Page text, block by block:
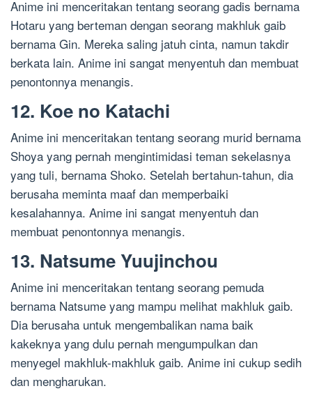
Anime ini menceritakan tentang seorang gadis bernama
Hotaru yang berteman dengan seorang makhluk gaib
bernama Gin. Mereka saling jatuh cinta, namun takdir
berkata lain. Anime ini sangat menyentuh dan membuat
penontonnya menangis.
12. Koe no Katachi
Anime ini menceritakan tentang seorang murid bernama
Shoya yang pernah mengintimidasi teman sekelasnya
yang tuli, bernama Shoko. Setelah bertahun-tahun, dia
berusaha meminta maaf dan memperbaiki
kesalahannya. Anime ini sangat menyentuh dan
membuat penontonnya menangis.
13. Natsume Yuujinchou
Anime ini menceritakan tentang seorang pemuda
bernama Natsume yang mampu melihat makhluk gaib.
Dia berusaha untuk mengembalikan nama baik
kakeknya yang dulu pernah mengumpulkan dan
menyegel makhluk-makhluk gaib. Anime ini cukup sedih
dan mengharukan.